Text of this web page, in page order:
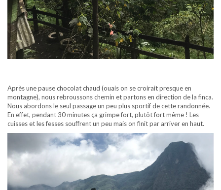
Après une pause chocolat chaud (ouais on se croirait presque en
montagne), nous rebroussons chemin et partons en direction de la finca.
Nous abordons le seul passage un peu plus sportif de cette randonnée.
En effet, pendant 30 minutes ça grimpe fort, plutôt fort même ! Les
cuisses et les fesses souffrent un peu mais on finit par arriver en haut.